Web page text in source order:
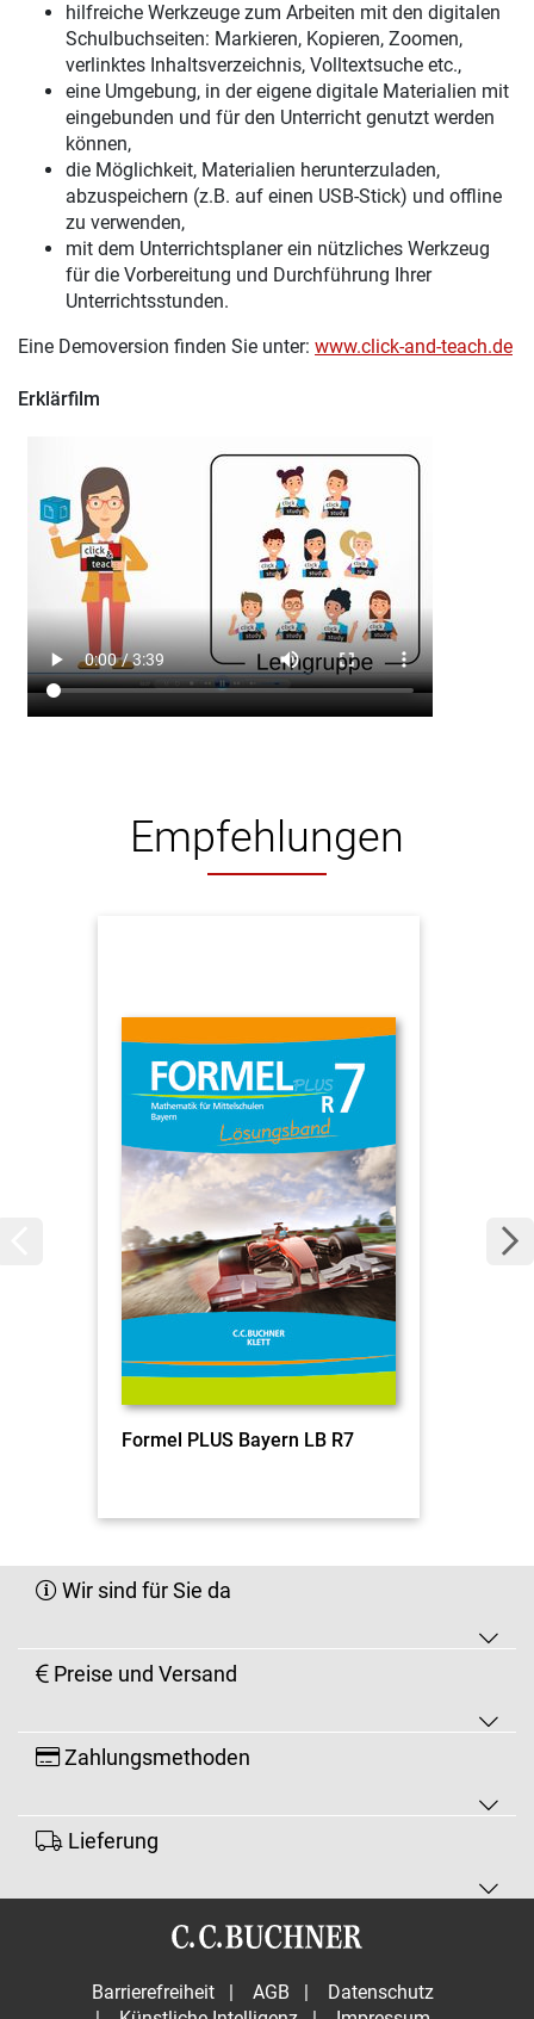
hilfreiche Werkzeuge zum Arbeiten mit den digitalen
Schulbuchseiten: Markieren, Kopieren, Zoomen,
verlinktes Inhaltsverzeichnis, Volltextsuche etc.,
eine Umgebung, in der eigene digitale Materialien mit
eingebunden und für den Unterricht genutzt werden
können,
die Möglichkeit, Materialien herunterzuladen,
abzuspeichern (z.B. auf einen USB-Stick) und offline
zu verwenden,
mit dem Unterrichtsplaner ein nützliches Werkzeug
für die Vorbereitung und Durchführung Ihrer
Unterrichtsstunden.
Eine Demoversion finden Sie unter: www.click-and-teach.de
Erklärfilm
Empfehlungen
Formel PLUS Bayern LB R7
Wir sind für Sie da
Preise und Versand
Zahlungsmethoden
Lieferung
Barrierefreiheit AGB
Datenschutz